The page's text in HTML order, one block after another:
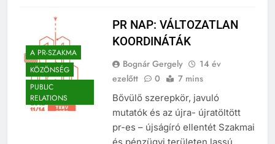
A PR-SZAKMA
KÖZÖNSÉG
PUBLIC
RELATIONS
PR NAP: VÁLTOZATLAN
Bognár Gergely
14 év
Bővülő szerepkör, javuló
mutatók és az újra- újratöltött
pr-es – újságíró ellentét Szakmai